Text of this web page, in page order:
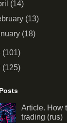
(14)
(13)
(18)
(101)
(125)
Article. How
trading (rus)